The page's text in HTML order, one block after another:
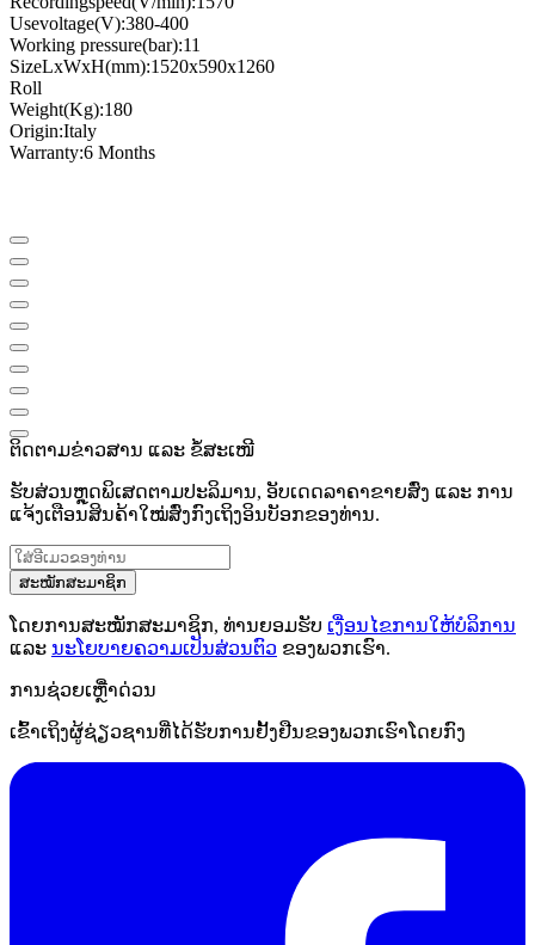
Usevoltage(V):380-400
Working pressure(bar):11
SizeLxWxH(mm):1520x590x1260
Roll
Weight(Kg):180
Origin:Italy
Warranty:6 Months
ຕິດຕາມຂ່າວສານ ແລະ ຂໍ້ສະເໜີ
ຮັບສ່ວນຫຼຸດພິເສດຕາມປະລິມານ, ອັບເດດລາຄາຂາຍສົ່ງ ແລະ ການ
ແຈ້ງເຕືອນສິນຄ້າໃໝ່ສົ່ງກົງເຖິງອິນບັອກຂອງທ່ານ.
ສະໝັກສະມາຊິກ
ໂດຍການສະໝັກສະມາຊິກ, ທ່ານຍອມຮັບ ເງື່ອນໄຂການໃຫ້ບໍລິການ
ແລະ ນະໂຍບາຍຄວາມເປັນສ່ວນຕົວ ຂອງພວກເຮົາ.
ການຊ່ວຍເຫຼືໍາດ່ວນ
ເຂົ້າເຖິງຜູ້ຊ່ຽວຊານທີ່ໄດ້ຮັບການຢັ້ງຢືນຂອງພວກເຮົາໂດຍກົງ